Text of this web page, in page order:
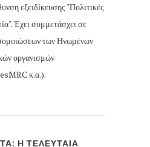
εξειδίκευσης "Πολιτικές
Έχει συμμετάσχει σε
των Ηνωμένων
οργανισμών
κ.α.).
Η ΤΕΛΕΥΤΑΙΑ